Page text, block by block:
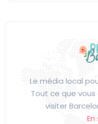
Le média local
Tout ce que
visiter